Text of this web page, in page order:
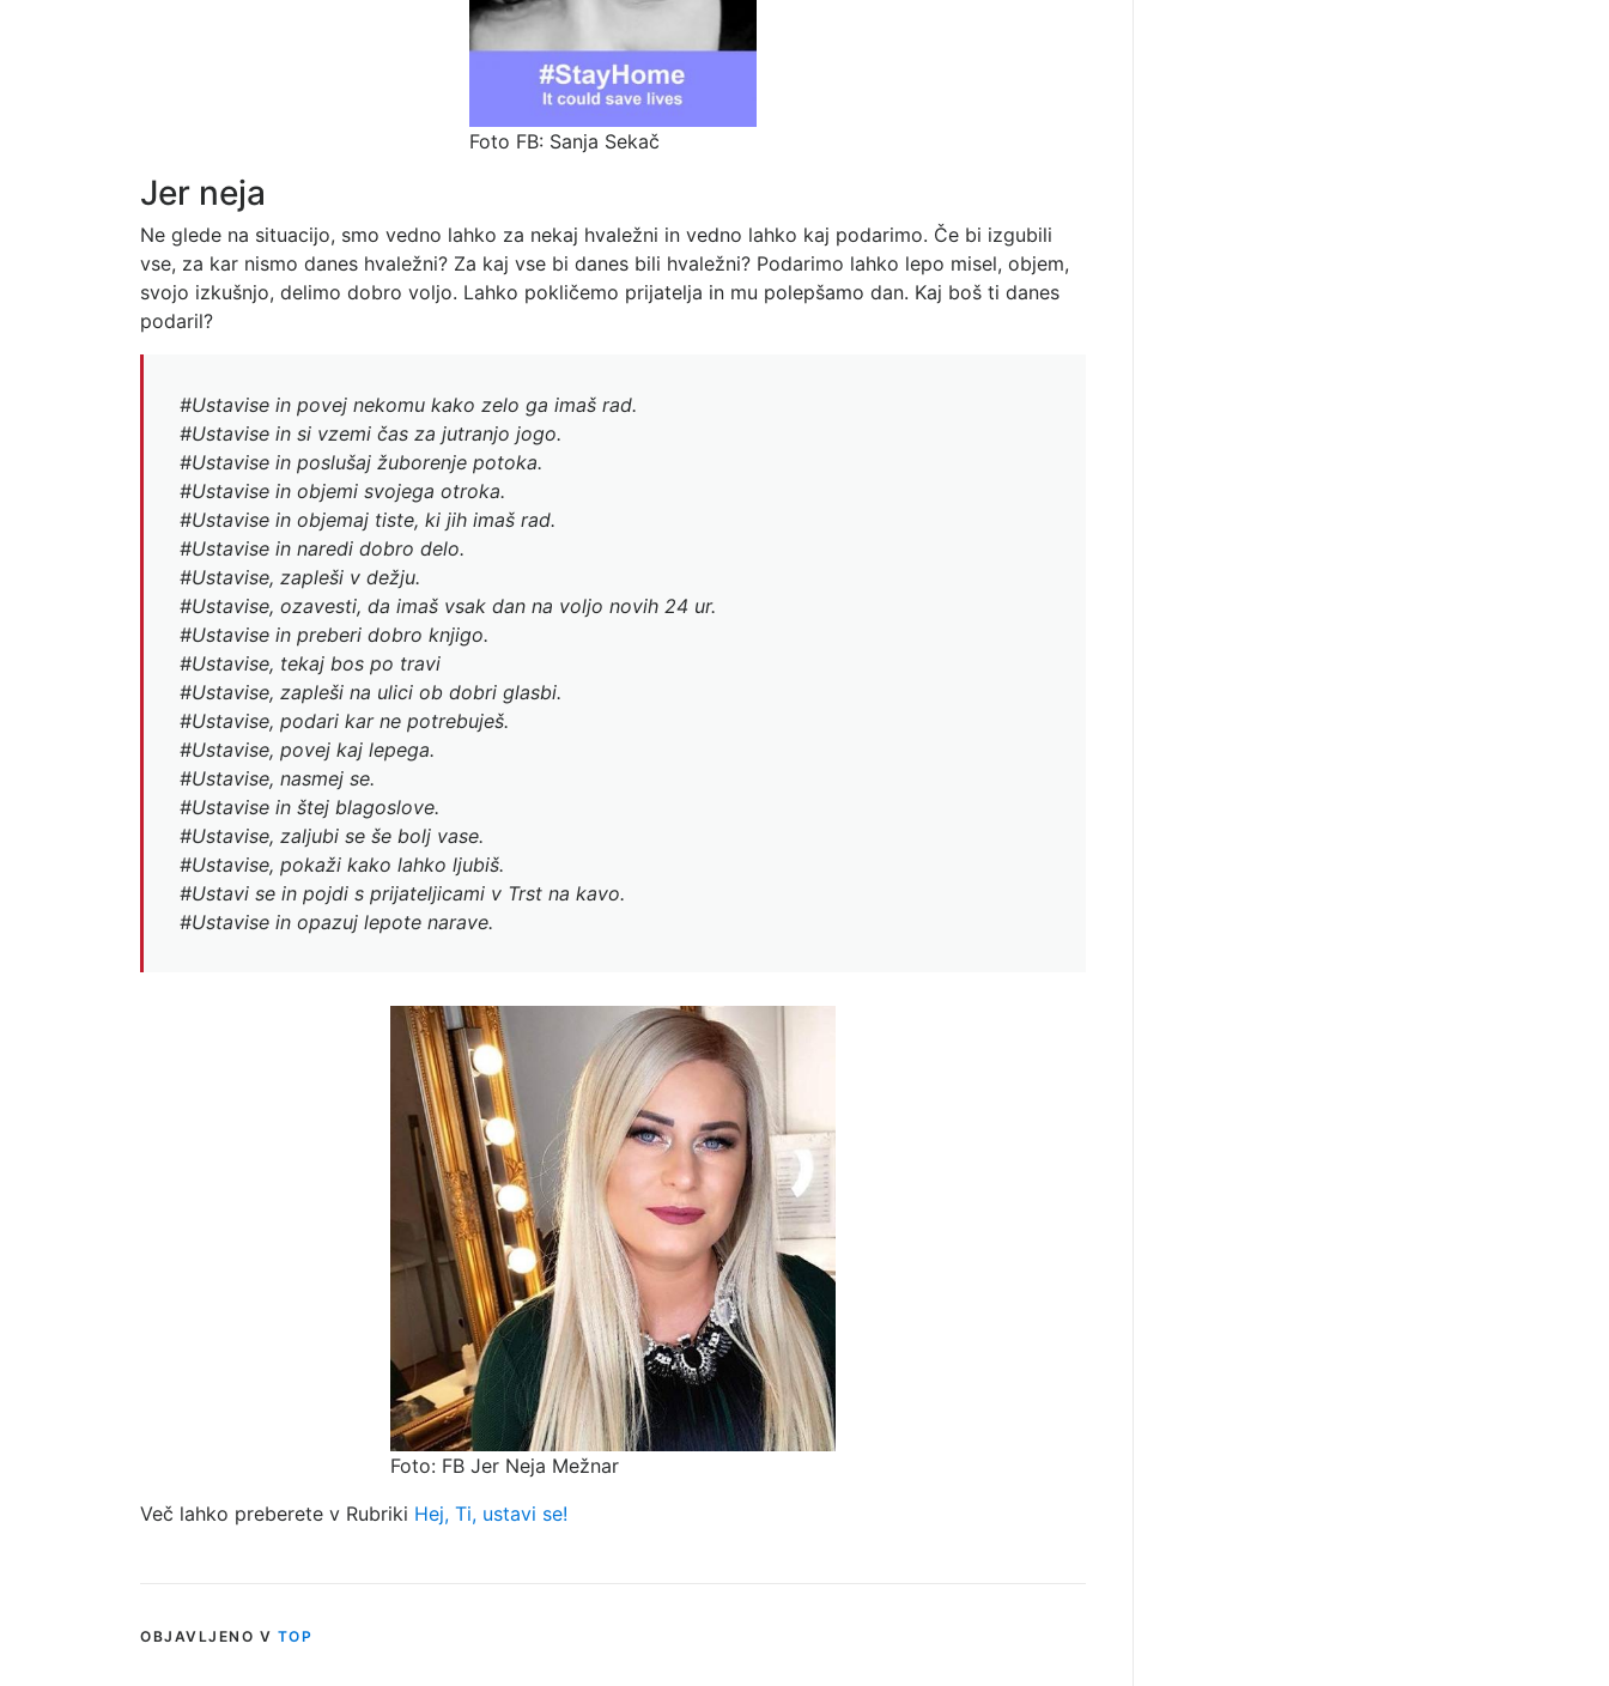
Foto FB: Sanja Sekač
Jer neja
Ne glede na situacijo, smo vedno lahko za nekaj hvaležni in vedno lahko kaj podarimo. Če bi izgubili
vse, za kar nismo danes hvaležni? Za kaj vse bi danes bili hvaležni? Podarimo lahko lepo misel, objem,
svojo izkušnjo, delimo dobro voljo. Lahko pokličemo prijatelja in mu polepšamo dan. Kaj boš ti danes
podaril?
#Ustavise in povej nekomu kako zelo ga imaš rad.
#Ustavise in si vzemi čas za jutranjo jogo.
#Ustavise in poslušaj žuborenje potoka.
#Ustavise in objemi svojega otroka.
#Ustavise in objemaj tiste, ki jih imaš rad.
#Ustavise in naredi dobro delo.
#Ustavise, zapleši v dežju.
#Ustavise, ozavesti, da imaš vsak dan na voljo novih 24 ur.
#Ustavise in preberi dobro knjigo.
#Ustavise, tekaj bos po travi
#Ustavise, zapleši na ulici ob dobri glasbi.
#Ustavise, podari kar ne potrebuješ.
#Ustavise, povej kaj lepega.
#Ustavise, nasmej se.
#Ustavise in štej blagoslove.
#Ustavise, zaljubi se še bolj vase.
#Ustavise, pokaži kako lahko ljubiš.
#Ustavi se in pojdi s prijateljicami v Trst na kavo.
#Ustavise in opazuj lepote narave.
Foto: FB Jer Neja Mežnar
Več lahko preberete v Rubriki Hej, Ti, ustavi se!
OBJAVLJENO V TOP